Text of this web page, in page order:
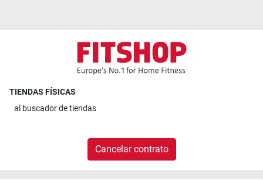
TIENDAS FÍSICAS
al buscador de tiendas
Cancelar contrato